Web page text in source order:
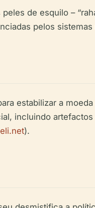
de esquilo –
pelos
estabilizar a
incluindo
).